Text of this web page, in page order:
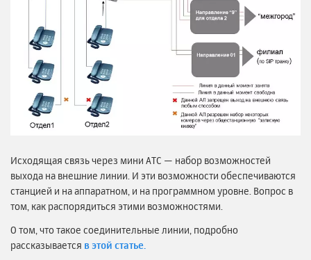
Исходящая связь через мини АТС — набор возможностей
выхода на внешние линии. И эти возможности обеспечиваются
станцией и на аппаратном, и на программном уровне. Вопрос в
том, как распорядиться этими возможностями.
О том, что такое соединительные линии, подробно
рассказывается в этой статье.